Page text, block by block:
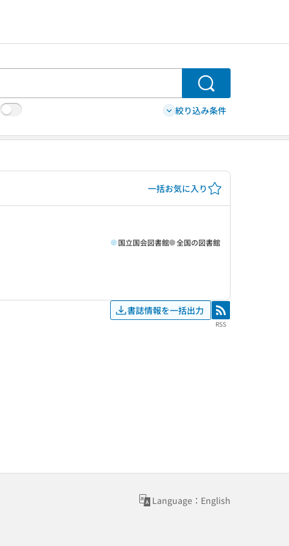
検索
絞り込み条件
一括お気に入り
国立国会図書館 全国の図書館
書誌情報を一括出力 RSS
RSS
Language：English